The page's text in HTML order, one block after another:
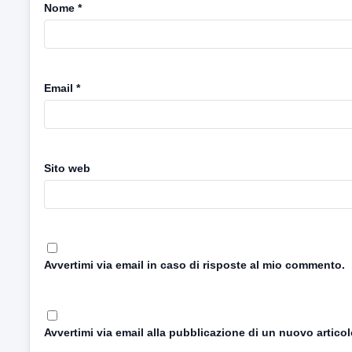
Nome *
Email *
Sito web
Avvertimi via email in caso di risposte al mio commento.
Avvertimi via email alla pubblicazione di un nuovo